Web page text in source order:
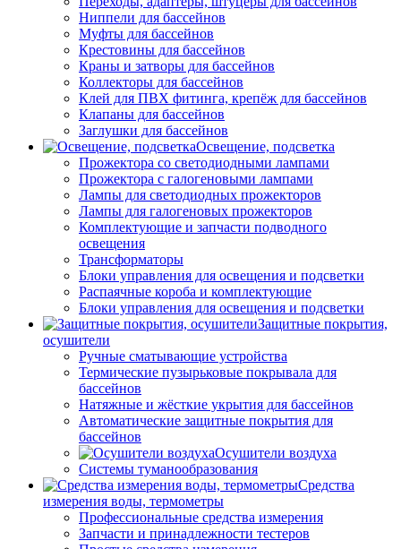
Ниппели для бассейнов
Муфты для бассейнов
Крестовины для бассейнов
Краны и затворы для бассейнов
Коллекторы для бассейнов
Клей для ПВХ фитинга, крепёж для бассейнов
Клапаны для бассейнов
Заглушки для бассейнов
Освещение, подсветка
Прожектора со светодиодными лампами
Прожектора с галогеновыми лампами
Лампы для светодиодных прожекторов
Лампы для галогеновых прожекторов
Комплектующие и запчасти подводного
освещения
Трансформаторы
Блоки управления для освещения и подсветки
Распаячные короба и комплектующие
Блоки управления для освещения и подсветки
Защитные покрытия,
осушители
Ручные сматывающие устройства
Термические пузырьковые покрывала для
бассейнов
Натяжные и жёсткие укрытия для бассейнов
Автоматические защитные покрытия для
бассейнов
Осушители воздуха
Системы туманообразования
Средства
измерения воды, термометры
Профессиональные средства измерения
Запчасти и принадлежности тестеров